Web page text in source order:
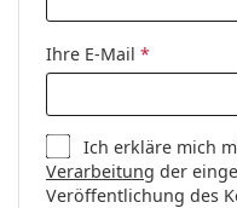
Ihre E-Mail *
Ich erkläre mich
Verarbeitung der
Veröffentlichung des